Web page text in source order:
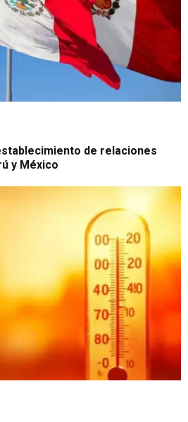
de relaciones
y México